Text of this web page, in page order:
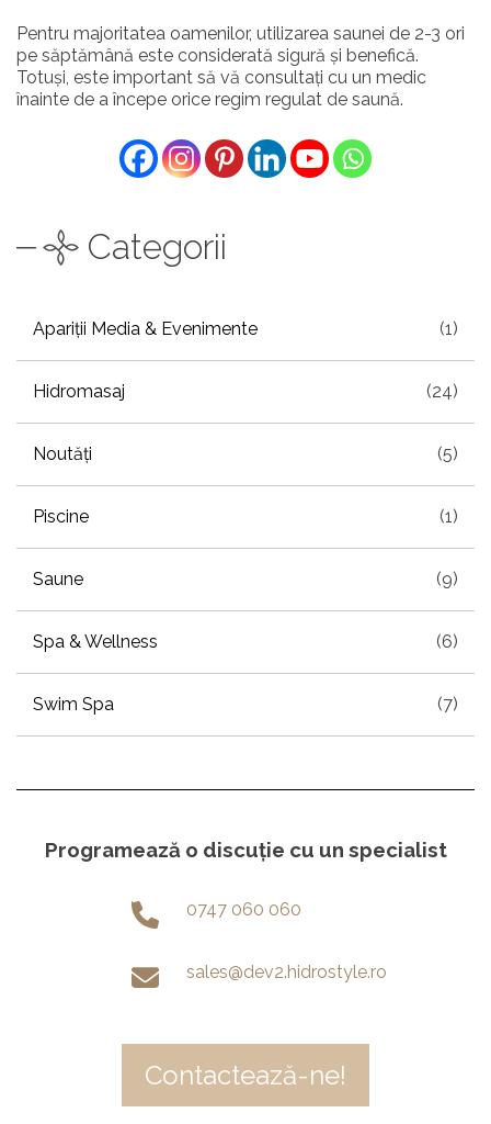
Pentru majoritatea oamenilor, utilizarea saunei de 2-3 ori
pe săptămână este considerată sigură și benefică.
Totuși, este important să vă consultați cu un medic
înainte de a începe orice regim regulat de saună.
Categorii
Apariții Media & Evenimente (1)
Hidromasaj (24)
Noutăți (5)
Piscine (1)
Saune (9)
Spa & Wellness (6)
Swim Spa (7)
Programează o discuție cu un specialist
0747 060 060
sales@dev2.hidrostyle.ro
Contactează-ne!